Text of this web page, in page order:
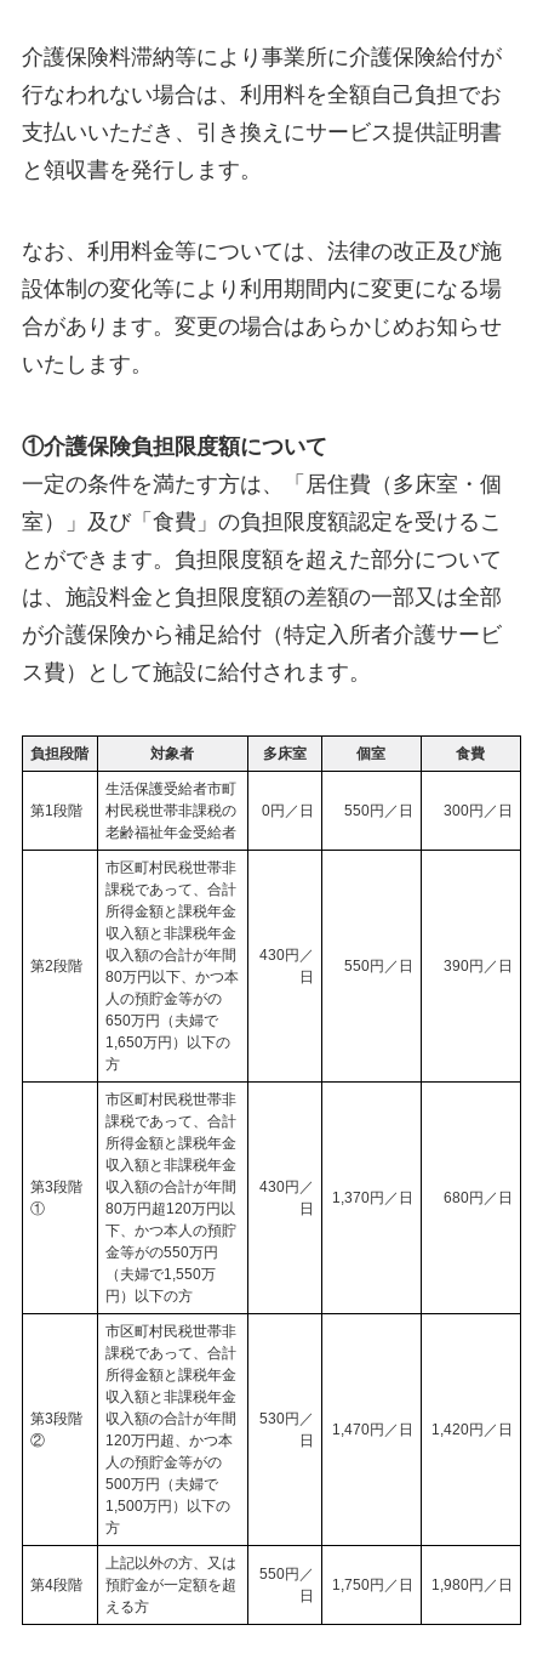
介護保険料滞納等により事業所に介護保険給付が
行なわれない場合は、利用料を全額自己負担でお
支払いいただき、引き換えにサービス提供証明書
と領収書を発行します。
なお、利用料金等については、法律の改正及び施
設体制の変化等により利用期間内に変更になる場
合があります。変更の場合はあらかじめお知らせ
いたします。
①介護保険負担限度額について
一定の条件を満たす方は、「居住費（多床室・個
室）」及び「食費」の負担限度額認定を受けるこ
とができます。負担限度額を超えた部分について
は、施設料金と負担限度額の差額の一部又は全部
が介護保険から補足給付（特定入所者介護サービ
ス費）として施設に給付されます。
負担段階 対象者 多床室 個室 食費
第1段階
生活保護受給者市町
村民税世帯非課税の
老齢福祉年金受給者
0円／日 550円／日 300円／日
第2段階
市区町村民税世帯非
課税であって、合計
所得金額と課税年金
収入額と非課税年金
収入額の合計が年間
80万円以下、かつ本
人の預貯金等がの
650万円（夫婦で
1,650万円）以下の
方
430円／
日
550円／日 390円／日
第3段階
①
市区町村民税世帯非
課税であって、合計
所得金額と課税年金
収入額と非課税年金
収入額の合計が年間
80万円超120万円以
下、かつ本人の預貯
金等がの550万円
（夫婦で1,550万
円）以下の方
430円／
日
1,370円／日 680円／日
第3段階
②
市区町村民税世帯非
課税であって、合計
所得金額と課税年金
収入額と非課税年金
収入額の合計が年間
120万円超、かつ本
人の預貯金等がの
500万円（夫婦で
1,500万円）以下の
方
530円／
日
1,470円／日 1,420円／日
第4段階
上記以外の方、又は
預貯金が一定額を超
える方
550円／
日
1,750円／日 1,980円／日